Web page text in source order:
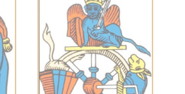
Évoque le
changement, les
cycles et les
opportunités. Cette
carte indique que